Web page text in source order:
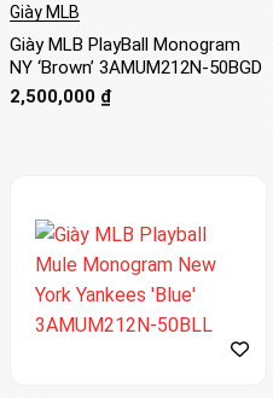
Giày MLB
Giày MLB PlayBall Monogram
NY ‘Brown’ 3AMUM212N-50BGD
2,500,000 ₫